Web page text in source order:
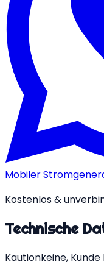
Mobiler
Kostenlos &
Technische
Kautionkeine,